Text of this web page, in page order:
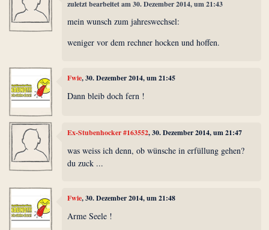
zuletzt bearbeitet am 30. Dezember 2014, um 21:43
mein wunsch zum jahreswechsel:
weniger vor dem rechner hocken und hoffen.
Fwie, 30. Dezember 2014, um 21:45
Dann bleib doch fern !
Ex-Stubenhocker #163552, 30. Dezember 2014, um 21:47
was weiss ich denn, ob wünsche in erfüllung gehen?
du zuck ...
Fwie, 30. Dezember 2014, um 21:48
Arme Seele !